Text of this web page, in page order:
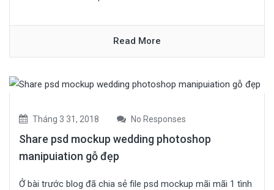
Read More
Tháng 3 31, 2018 No Responses
Share psd mockup wedding photoshop
manipuiation gỗ đẹp
Ở bài trước blog đã chia sẻ file psd mockup mãi mãi 1 tình